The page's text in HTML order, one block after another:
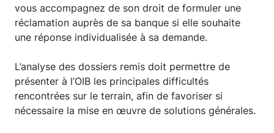
vous accompagnez de son droit de formuler une
réclamation auprès de sa banque si elle souhaite
une réponse individualisée à sa demande.
L’analyse des dossiers remis doit permettre de
présenter à l’OIB les principales difficultés
rencontrées sur le terrain, afin de favoriser si
nécessaire la mise en œuvre de solutions générales.